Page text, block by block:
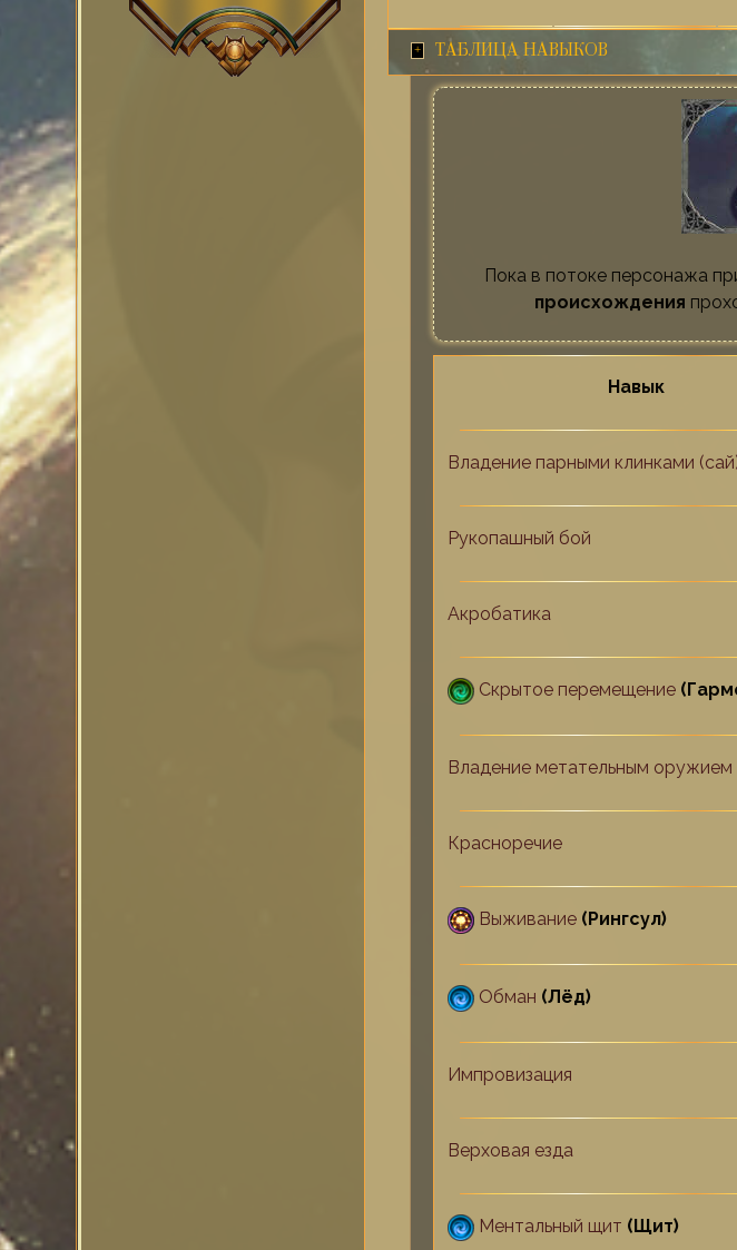
ТАБЛИЦА НАВЫКОВ
Пока в потоке персонажа
происхождения
Навык
Владение парными клинками
Рукопашный бой
Акробатика
Скрытое перемещение
Владение метательным оружием
Красноречие
Выживание (Pингсул)
Обман (Лёд)
Импровизация
Верховая езда
Ментальный щит (Щит)